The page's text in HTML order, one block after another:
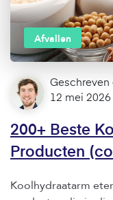
Afvallen
Geschreven
12 mei 2026
200+ Beste
Producten
Koolhydraatarm